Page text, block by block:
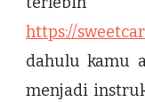
https://
dahulu kamu
menjadi